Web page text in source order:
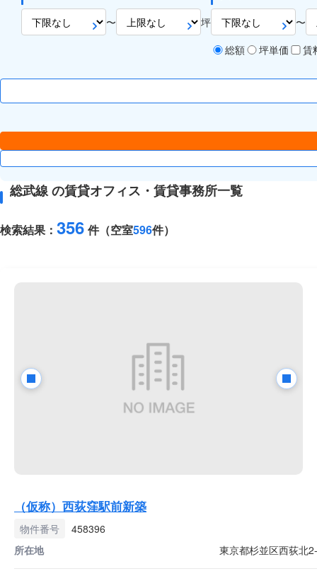
〜 坪
〜
総額
坪単価 賃
総武線 の賃貸オフィス・賃貸事務所一覧
検索結果： 356 件（空室596件）
（仮称）西荻窪駅前新築
物件番号
458396
所在地
東京都杉並区西荻北